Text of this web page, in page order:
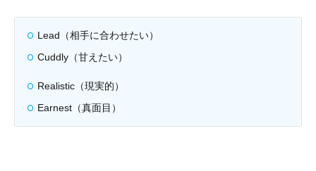
Lead（相手に合わせたい）
Cuddly（甘えたい）
Realistic（現実的）
Earnest（真面目）